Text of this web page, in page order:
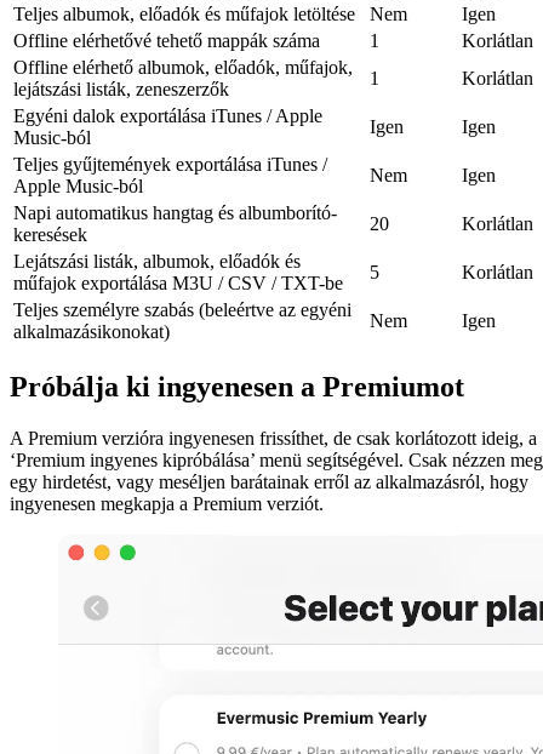
Teljes albumok, előadók és műfajok letöltése
Nem
Igen
Offline elérhetővé tehető mappák száma
1
Korlátlan
Offline elérhető albumok, előadók, műfajok,
lejátszási listák, zeneszerzők
1
Korlátlan
Egyéni dalok exportálása iTunes / Apple
Music-ból
Igen
Igen
Teljes gyűjtemények exportálása iTunes /
Apple Music-ból
Nem
Igen
Napi automatikus hangtag és albumborító-
keresések
20
Korlátlan
Lejátszási listák, albumok, előadók és
műfajok exportálása M3U / CSV / TXT-be
5
Korlátlan
Teljes személyre szabás (beleértve az egyéni
alkalmazásikonokat)
Nem Igen
Próbálja ki ingyenesen a Premiumot
A Premium verzióra ingyenesen frissíthet, de csak korlátozott ideig, a
‘Premium ingyenes kipróbálása’ menü segítségével. Csak nézzen meg
egy hirdetést, vagy meséljen barátainak erről az alkalmazásról, hogy
ingyenesen megkapja a Premium verziót.